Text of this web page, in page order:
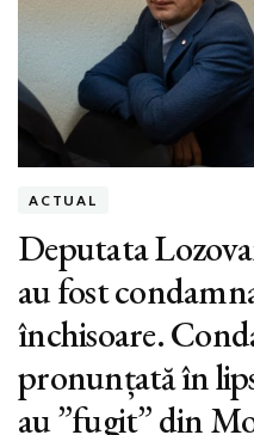
ACTUAL
Deputata
au fost
închisoare.
pronunțată în
au ”fugit” din